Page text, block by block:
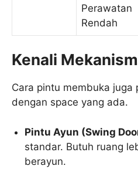
Perawatan
Rendah
Kenali
Cara pintu membuka juga
dengan space yang ada.
Pintu Ayun (Swing
standar. Butuh ruang
berayun.